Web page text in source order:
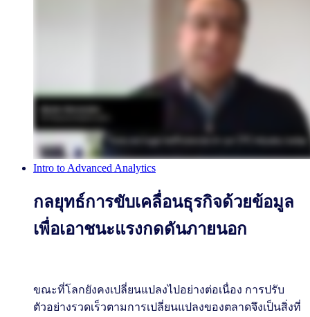
Intro to Advanced Analytics
กลยุทธ์การขับเคลื่อนธุรกิจด้วยข้อมูล
เพื่อเอาชนะแรงกดดันภายนอก
ขณะที่โลกยังคงเปลี่ยนแปลงไปอย่างต่อเนื่อง การปรับ
ตัวอย่างรวดเร็วตามการเปลี่ยนแปลงของตลาดจึงเป็นสิ่งที่